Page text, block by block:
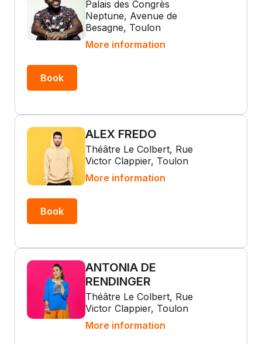
Palais des Congrès
Neptune, Avenue de
Besagne, Toulon
More information
Book
ALEX FREDO
Théâtre Le Colbert, Rue
Victor Clappier, Toulon
More information
Book
ANTONIA DE
RENDINGER
Théâtre Le Colbert, Rue
Victor Clappier, Toulon
More information